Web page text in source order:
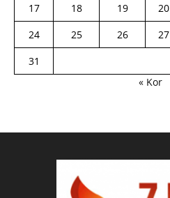
17
18 19 20
24
25 26 27
31
« Kor